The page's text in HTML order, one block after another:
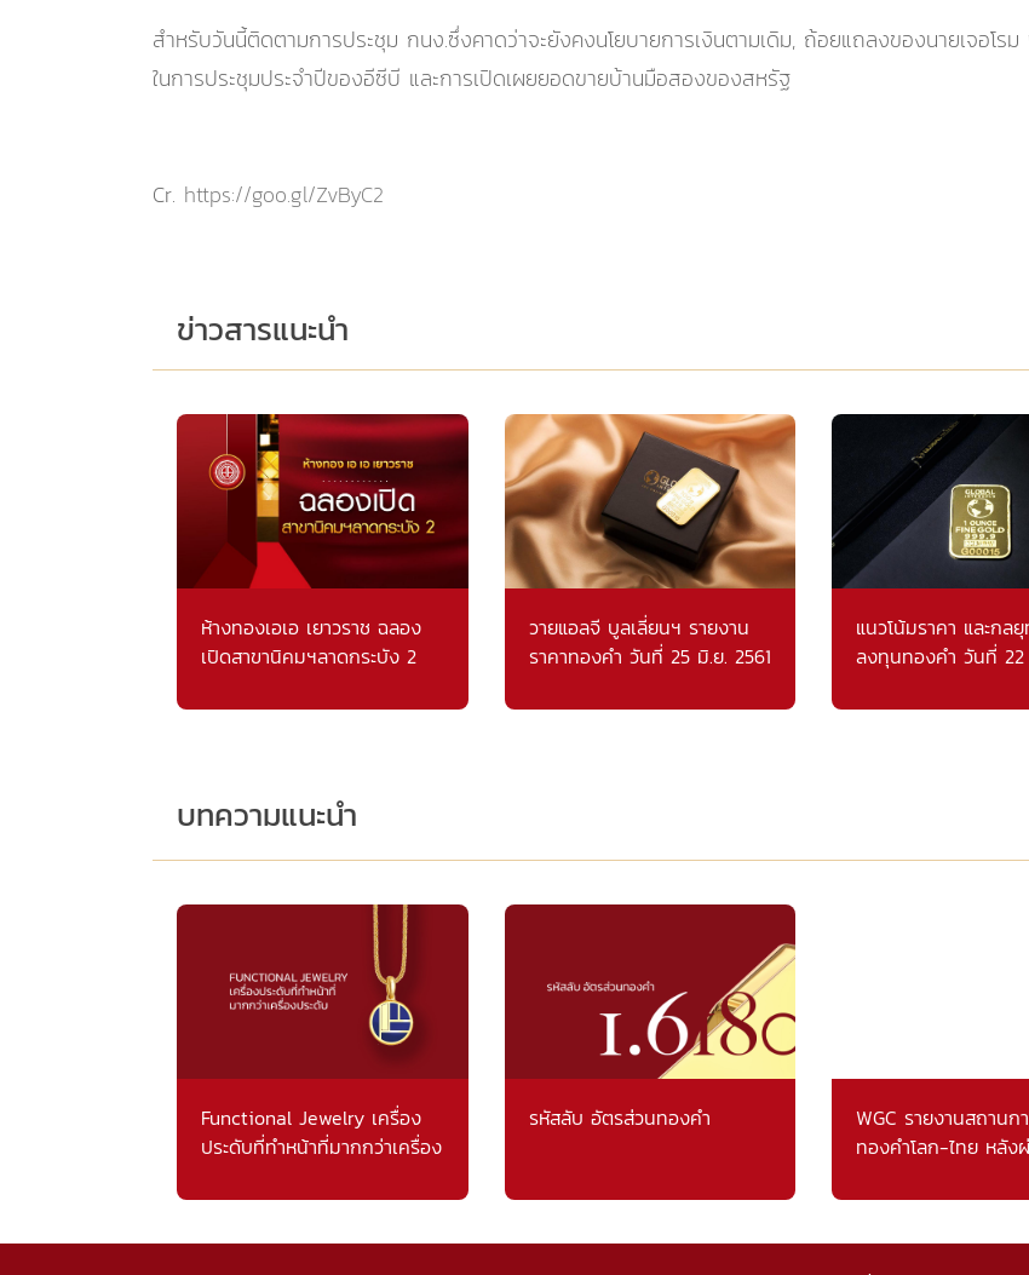
สำหรับวันนี้ติดตามการประชุม กนง.ซึ่งคาดว่าจะยังคงนโยบายการเงินตามเดิม, ถ้อยแถลงของนายเจอโรม
ในการประชุมประจำปีของอีซีบี และการเปิดเผยยอดขายบ้านมือสองของสหรัฐ
Cr. https://goo.gl/ZvByC2
ข่าวสารแนะนำ
ห้างทองเอเอ เยาวราช ฉลอง
เปิดสาขานิคมฯลาดกระบัง 2
วายแอลจี บูลเลี่ยนฯ รายงาน
ราคาทองคำ วันที่ 25 มิ.ย. 2561
แนวโน้มราคา และกล
ลงทุนทองคำ วันที่ 22
บทความแนะนำ
Functional Jewelry เครื่อง
ประดับที่ทำหน้าที่มากกว่าเครื่อง
รหัสลับ อัตรส่วนทองคำ
WGC รายงานสถาน
ทองคำโลก-ไทย หลัง